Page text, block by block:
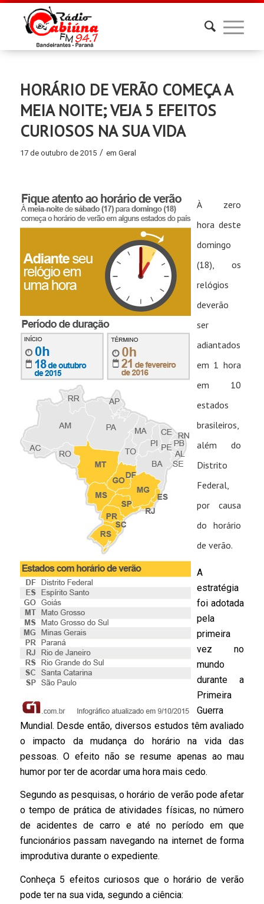
HORÁRIO DE VERÃO COMEÇA A
MEIA NOITE; VEJA 5 EFEITOS
CURIOSOS NA SUA VIDA
17 de outubro de 2015 / em Geral
À zero
hora deste
domingo
(18), os
relógios
deverão
ser
adiantados
em 1 hora
em 10
estados
brasileiros,
além do
Distrito
Federal,
por causa
do horário
de verão.
A
estratégia
foi adotada
pela
primeira
vez no
mundo
durante a
Primeira
Guerra
Mundial. Desde então, diversos estudos têm avaliado
o impacto da mudança do horário na vida das
pessoas. O efeito não se resume apenas ao mau
humor por ter de acordar uma hora mais cedo.
Segundo as pesquisas, o horário de verão pode afetar
o tempo de prática de atividades físicas, no número
de acidentes de carro e até no período em que
funcionários passam navegando na internet de forma
improdutiva durante o expediente.
Conheça 5 efeitos curiosos que o horário de verão
pode ter na sua vida, segundo a ciência: